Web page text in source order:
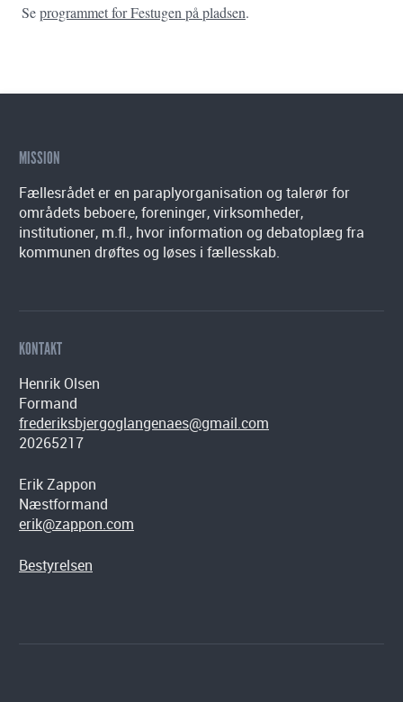
Seprogrammet for Festugen på pladsen.
MISSION
Fællesrådet er en paraplyorganisation og talerør for
områdets beboere, foreninger, virksomheder,
institutioner, m.fl., hvor information og debatoplæg fra
kommunen drøftes og løses i fællesskab.
KONTAKT
Henrik Olsen
Formand
frederiksbjergoglangenaes@gmail.com
20265217
Erik Zappon
Næstformand
erik@zappon.com
Bestyrelsen